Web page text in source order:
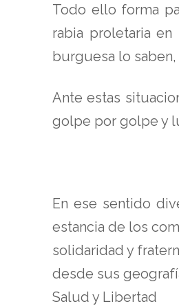
Todo ello forma
rabia proletaria
burguesa lo
Ante estas
golpe por golpe y
En ese sentido
estancia de los
solidaridad y
desde sus
Salud y Libertad